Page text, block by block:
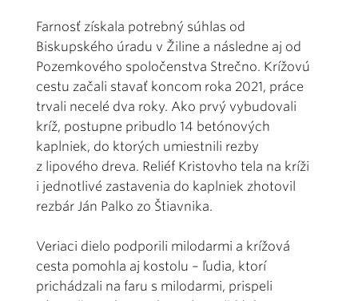
Farnosť získala potrebný súhlas od
Biskupského úradu v Žiline a následne aj od
Pozemkového spoločenstva Strečno. Krížovú
cestu začali stavať koncom roka 2021, práce
trvali necelé dva roky. Ako prvý vybudovali
kríž, postupne pribudlo 14 betónových
kaplniek, do ktorých umiestnili rezby
z lipového dreva. Reliéf Kristovho tela na kríži
i jednotlivé zastavenia do kaplniek zhotovil
rezbár Ján Palko zo Štiavnika.
Veriaci dielo podporili milodarmi a krížová
cesta pomohla aj kostolu – ľudia, ktorí
prichádzali na faru s milodarmi, prispeli